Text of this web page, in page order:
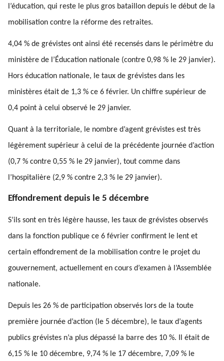
l’éducation, qui reste le plus gros bataillon depuis le début de la
mobilisation contre la réforme des retraites.
4,04 % de grévistes ont ainsi été recensés dans le périmètre du
ministère de l’Éducation nationale (contre 0,98 % le 29 janvier).
Hors éducation nationale, le taux de grévistes dans les
ministères était de 1,3 % ce 6 février. Un chiffre supérieur de
0,4 point à celui observé le 29 janvier.
Quant à la territoriale, le nombre d’agent grévistes est très
légèrement supérieur à celui de la précédente journée d’action
(0,7 % contre 0,55 % le 29 janvier), tout comme dans
l’hospitalière (2,9 % contre 2,3 % le 29 janvier).
Effondrement depuis le 5 décembre
S’ils sont en très légère hausse, les taux de grévistes observés
dans la fonction publique ce 6 février confirment le lent et
certain effondrement de la mobilisation contre le projet du
gouvernement, actuellement en cours d’examen à l’Assemblée
nationale.
Depuis les 26 % de participation observés lors de la toute
première journée d’action (le 5 décembre), le taux d’agents
publics grévistes n’a plus dépassé la barre des 10 %. Il était de
6,15 % le 10 décembre, 9,74 % le 17 décembre, 7,09 % le